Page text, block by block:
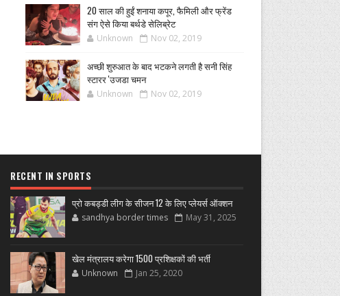
20 साल की हुईं शनाया कपूर, फैमिली और फ्रेंड
संग ऐसे किया बर्थडे सेलिब्रेट
Unknown Nov 02, 2019
अच्छी शुरुआत के बाद भटकने लगती है सनी सिंह
स्टारर 'उजडा चमन
Unknown Nov 02, 2019
RECENT IN SPORTS
प्रो कबड्डी लीग के सीजन 12 के लिए प्लेयर्स ऑक्शन
sandhya border times May 31, 2025
खेल मंत्रालय करेगा 1500 प्रशिक्षकों की भर्ती
Unknown Jan 25, 2020